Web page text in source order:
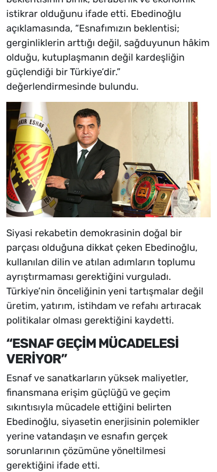
istikrar olduğunu ifade etti. Ebedinoğlu
açıklamasında, “Esnafımızın beklentisi;
gerginliklerin arttığı değil, sağduyunun hâkim
olduğu, kutuplaşmanın değil kardeşliğin
güçlendiği bir Türkiye’dir.”
değerlendirmesinde bulundu.
Siyasi rekabetin demokrasinin doğal bir
parçası olduğuna dikkat çeken Ebedinoğlu,
kullanılan dilin ve atılan adımların toplumu
ayrıştırmaması gerektiğini vurguladı.
Türkiye’nin önceliğinin yeni tartışmalar değil
üretim, yatırım, istihdam ve refahı artıracak
politikalar olması gerektiğini kaydetti.
“ESNAF GEÇİM MÜCADELESİ
VERİYOR”
Esnaf ve sanatkarların yüksek maliyetler,
finansmana erişim güçlüğü ve geçim
sıkıntısıyla mücadele ettiğini belirten
Ebedinoğlu, siyasetin enerjisinin polemikler
yerine vatandaşın ve esnafın gerçek
sorunlarının çözümüne yöneltilmesi
gerektiğini ifade etti.